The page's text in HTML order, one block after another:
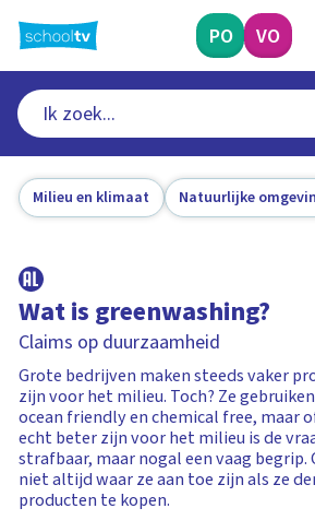
naar
hoofdinhoud
PO VO
Milieu en klimaat Natuurlijke
Wat is greenwashing?
Claims op duurzaamheid
Grote bedrijven maken steeds vaker
zijn voor het milieu. Toch? Ze
ocean friendly en chemical free, maar
echt beter zijn voor het milieu is de
strafbaar, maar nogal een vaag
niet altijd waar ze aan toe zijn als ze
producten te kopen.